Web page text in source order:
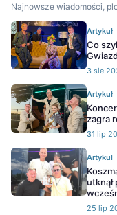
Najnowsze wiadomości,
Artykuł
Co
3 sie
Artykuł
zagra
31 lip
Artykuł
25 lip